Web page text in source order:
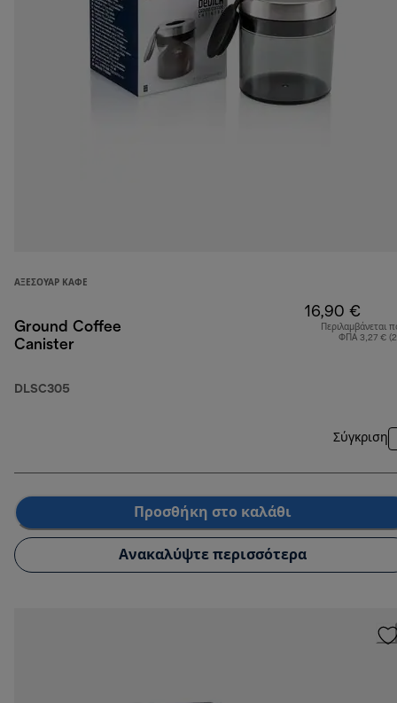
ΑΞΕΣΟΥΆΡ ΚΑΦΈ
Ground Coffee
Canister
DLSC305
16,90 €
Περιλαμβάνεται
ΦΠΑ 3,27 €
Σύγκριση
Προσθήκη στο καλάθι
Ανακαλύψτε περισσότερα